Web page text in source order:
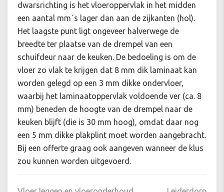
dwarsrichting is het vloeroppervlak in het midden
een aantal mm´s lager dan aan de zijkanten (hol).
Het laagste punt ligt ongeveer halverwege de
breedte ter plaatse van de drempel van een
schuifdeur naar de keuken. De bedoeling is om de
vloer zo vlak te krijgen dat 8 mm dik laminaat kan
worden gelegd op een 3 mm dikke ondervloer,
waarbij het laminaatoppervlak voldoende ver (ca. 8
mm) beneden de hoogte van de drempel naar de
keuken blijft (die is 30 mm hoog), omdat daar nog
een 5 mm dikke plakplint moet worden aangebracht.
Bij een offerte graag ook aangeven wanneer de klus
zou kunnen worden uitgevoerd.